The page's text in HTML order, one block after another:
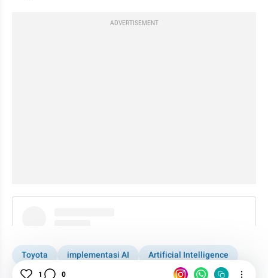
ADVERTISEMENT
Toyota implementasi AI
Artificial Intelligence
Kecerdasan Buatan
1 0